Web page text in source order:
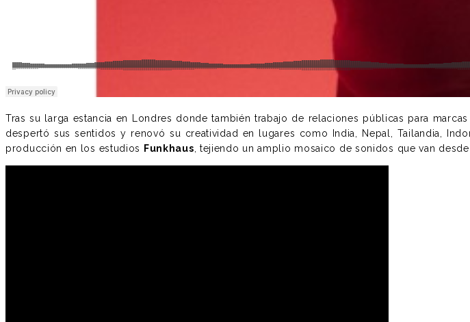
Tras su larga estancia en Londres donde también trabajo de relaciones públicas para
despertó sus sentidos y renovó su creatividad en lugares como India, Nepal, Tailandia,
producción en los estudios
Funkhaus , tejiendo un amplio mosaico de sonidos que van